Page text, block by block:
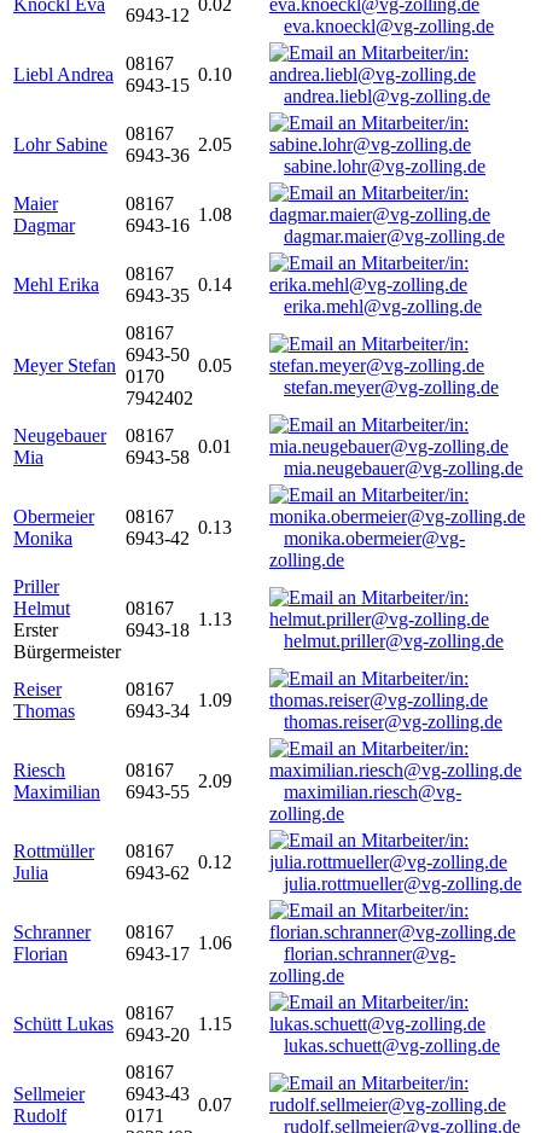
Knöckl Eva
6943-12
0.02
eva.knoeckl@vg-zolling.de
Liebl Andrea
08167
6943-15
0.10
andrea.liebl@vg-zolling.de
Lohr Sabine
08167
6943-36
2.05
sabine.lohr@vg-zolling.de
Maier
Dagmar
08167
6943-16
1.08
dagmar.maier@vg-zolling.de
Mehl Erika
08167
6943-35
0.14
erika.mehl@vg-zolling.de
Meyer Stefan
08167
6943-50
0170
7942402
0.05
stefan.meyer@vg-zolling.de
Neugebauer
Mia
08167
6943-58
0.01
mia.neugebauer@vg-zolling.de
Obermeier
Monika
08167
6943-42
0.13
monika.obermeier@vg-
zolling.de
Priller
Helmut
Erster
Bürgermeister
08167
6943-18
1.13
helmut.priller@vg-zolling.de
Reiser
Thomas
08167
6943-34
1.09
thomas.reiser@vg-zolling.de
Riesch
Maximilian
08167
6943-55
2.09
maximilian.riesch@vg-
zolling.de
Rottmüller
Julia
08167
6943-62
0.12
julia.rottmueller@vg-zolling.de
Schranner
Florian
08167
6943-17
1.06
florian.schranner@vg-
zolling.de
Schütt Lukas
08167
6943-20
1.15
lukas.schuett@vg-zolling.de
Sellmeier
Rudolf
08167
6943-43
0171
0.07
rudolf.sellmeier@vg-zolling.de